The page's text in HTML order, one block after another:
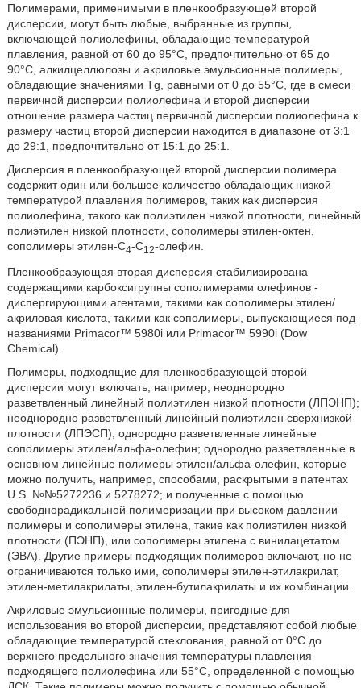
Полимерами, применимыми в пленкообразующей второй
дисперсии, могут быть любые, выбранные из группы,
включающей полиолефины, обладающие температурой
плавления, равной от 60 до 95°С, предпочтительно от 65 до
90°С, алкилцеллюлозы и акриловые эмульсионные полимеры,
обладающие значениями Tg, равными от 0 до 55°С, где в смеси
первичной дисперсии полиолефина и второй дисперсии
отношение размера частиц первичной дисперсии полиолефина к
размеру частиц второй дисперсии находится в диапазоне от 3:1
до 29:1, предпочтительно от 15:1 до 25:1.
Дисперсия в пленкообразующей второй дисперсии полимера
содержит один или большее количество обладающих низкой
температурой плавления полимеров, таких как дисперсия
полиолефина, такого как полиэтилен низкой плотности, линейный
полиэтилен низкой плотности, сополимеры этилен-октен,
сополимеры этилен-С4-С12-олефин.
Пленкообразующая вторая дисперсия стабилизирована
содержащими карбоксигрупны сополимерами олефинов -
диспергирующими агентами, такими как сополимеры этилен/
акриловая кислота, такими как сополимеры, выпускающиеся под
названиями Primacor™ 5980i или Primacor™ 5990i (Dow
Chemical).
Полимеры, подходящие для пленкообразующей второй
дисперсии могут включать, например, неоднородно
разветвленный линейный полиэтилен низкой плотности (ЛПЭНП);
неоднородно разветвленный линейный полиэтилен сверхнизкой
плотности (ЛПЭСП); однородно разветвленные линейные
сополимеры этилен/альфа-олефин; однородно разветвленные в
основном линейные полимеры этилен/альфа-олефин, которые
можно получить, например, способами, раскрытыми в патентах
U.S. №№5272236 и 5278272; и полученные с помощью
свободнорадикальной полимеризации при высоком давлении
полимеры и сополимеры этилена, такие как полиэтилен низкой
плотности (ПЭНП), или сополимеры этилена с винилацетатом
(ЭВА). Другие примеры подходящих полимеров включают, но не
ограничиваются только ими, сополимеры этилен-этилакрилат,
этилен-метилакрилаты, этилен-бутилакрилаты и их комбинации.
Акриловые эмульсионные полимеры, пригодные для
использования во второй дисперсии, представляют собой любые
обладающие температурой стеклования, равной от 0°С до
верхнего предельного значения температуры плавления
подходящего полиолефина или 55°С, определенной с помощью